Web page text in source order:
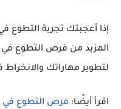
المزيد من فرص التطوع في
لتطوير مهاراتك
اقرأ أيضًا: فرص التطوع في